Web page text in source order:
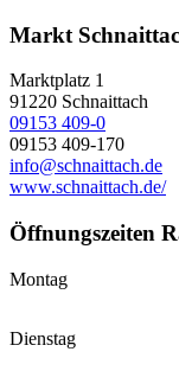
Markt
Marktplatz 1
91220 Schnaittach
09153 409-0
09153 409-170
info@schnaittach.de
www.schnaittach.de/
Öffnungszeiten
Montag
Dienstag